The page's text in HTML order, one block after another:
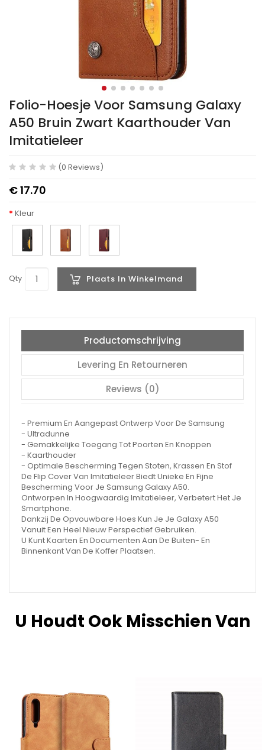
Folio-Hoesje Voor Samsung Galaxy
A50 Bruin Zwart Kaarthouder Van
Imitatieleer
(0 Reviews)
€ 17.70
Kleur
Qty Plaats In Winkelmand
Productomschrijving
Levering En Retourneren
Reviews (0)
- Premium En Aangepast Ontwerp Voor De Samsung
- Ultradunne
- Gemakkelijke Toegang Tot Poorten En Knoppen
- Kaarthouder
- Optimale Bescherming Tegen Stoten, Krassen En Stof
De Flip Cover Van Imitatieleer Biedt Unieke En Fijne
Bescherming Voor Je Samsung Galaxy A50.
Ontworpen In Hoogwaardig Imitatieleer, Verbetert Het Je
Smartphone.
Dankzij De Opvouwbare Hoes Kun Je Je Galaxy A50
Vanuit Een Heel Nieuw Perspectief Gebruiken.
U Kunt Kaarten En Documenten Aan De Buiten- En
Binnenkant Van De Koffer Plaatsen.
U Houdt Ook Misschien Van